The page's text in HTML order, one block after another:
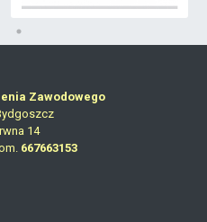
Zawodowego
14
667663153